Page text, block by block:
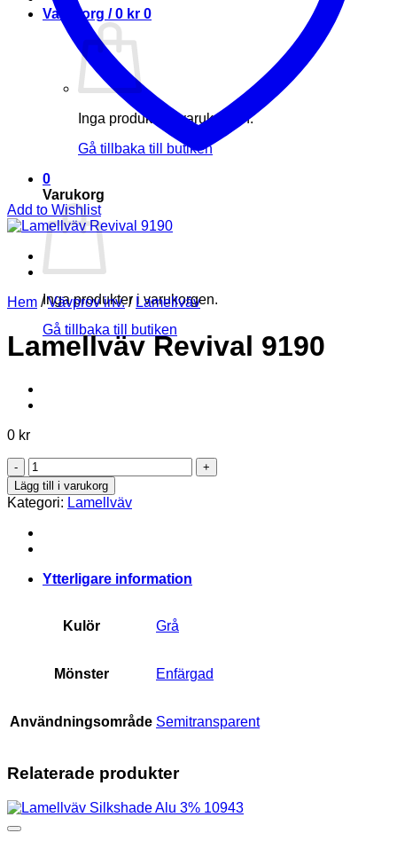
Varukorg /0 kr 0
Inga produkter i varukorgen.
Gå tillbaka till butiken
0
Varukorg
Inga produkter i varukorgen.
Gå tillbaka till butiken
Add to Wishlist
Hem / Vävprov inv. / Lamellväv
Lamellväv Revival 9190
0 kr
Lamellväv
Revival
9190
mängd
Lägg till i varukorg
Kategori: Lamellväv
Ytterligare information
Kulör Grå
Mönster Enfärgad
Användningsområde Semitransparent
Relaterade produkter